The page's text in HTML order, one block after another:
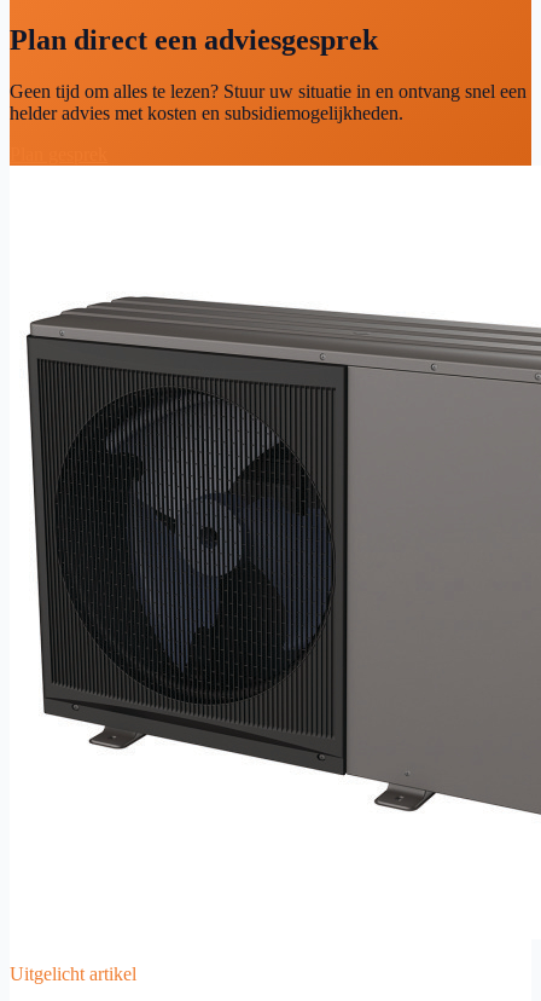
Plan direct een adviesgesprek
Geen tijd om alles te lezen? Stuur uw situatie in en ontvang snel een
helder advies met kosten en subsidiemogelijkheden.
Uitgelicht artikel